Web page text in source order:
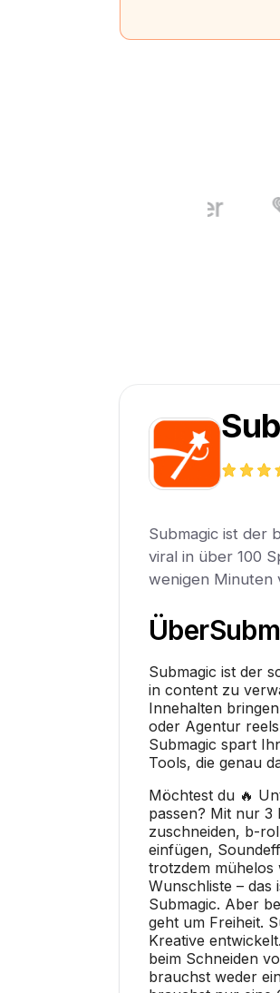
Submagic ist der
viral in über 100
wenigen Minuten
Über
Submagic ist der
in content zu
Innehalten
oder Agentur
Submagic spart
Tools, die genau
Möchtest du 🔥
passen? Mit nur 3
zuschneiden, b-
einfügen,
trotzdem mühelos
Wunschliste – das
Submagic. Aber
geht um Freiheit.
Kreative
beim Schneiden
brauchst weder